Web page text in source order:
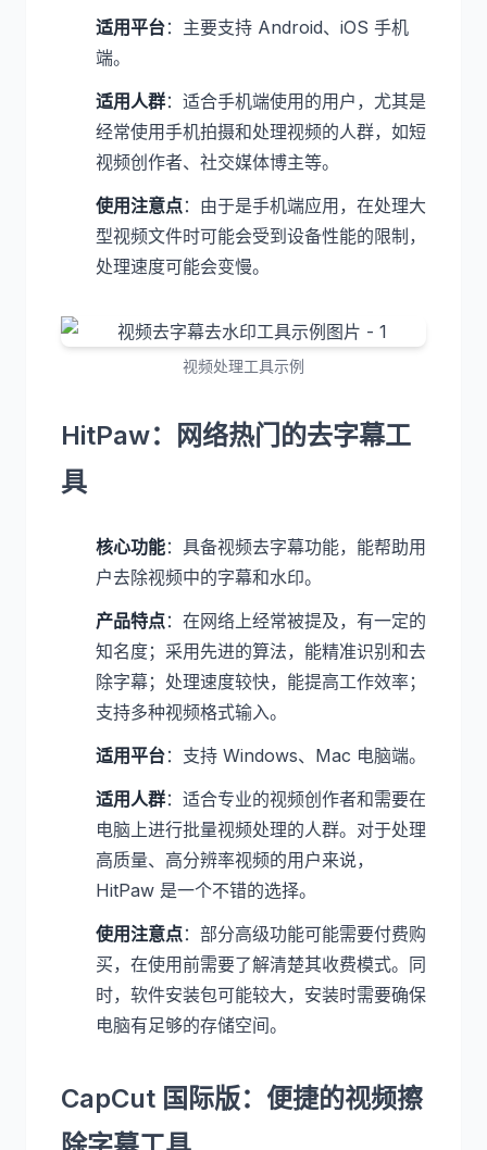
适用平台：主要支持 Android、iOS 手机
端。
适用人群：适合手机端使用的用户，尤其是
经常使用手机拍摄和处理视频的人群，如短
视频创作者、社交媒体博主等。
使用注意点：由于是手机端应用，在处理大
型视频文件时可能会受到设备性能的限制，
处理速度可能会变慢。
视频处理工具示例
HitPaw：网络热门的去字幕工
具
核心功能：具备视频去字幕功能，能帮助用
户去除视频中的字幕和水印。
产品特点：在网络上经常被提及，有一定的
知名度；采用先进的算法，能精准识别和去
除字幕；处理速度较快，能提高工作效率；
支持多种视频格式输入。
适用平台：支持 Windows、Mac 电脑端。
适用人群：适合专业的视频创作者和需要在
电脑上进行批量视频处理的人群。对于处理
高质量、高分辨率视频的用户来说，
HitPaw 是一个不错的选择。
使用注意点：部分高级功能可能需要付费购
买，在使用前需要了解清楚其收费模式。同
时，软件安装包可能较大，安装时需要确保
电脑有足够的存储空间。
CapCut 国际版：便捷的视频擦